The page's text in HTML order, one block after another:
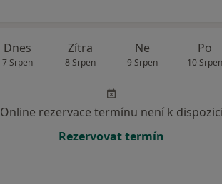
Dnes
7 Srpen
Zítra
8 Srpen
Ne
9 Srpen
Po
10 Srpen
Online rezervace termínu není k dispozici
Rezervovat termín